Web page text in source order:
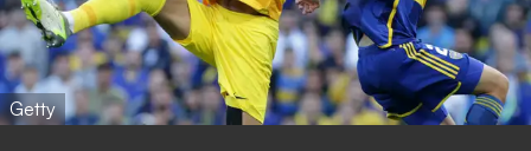
Getty